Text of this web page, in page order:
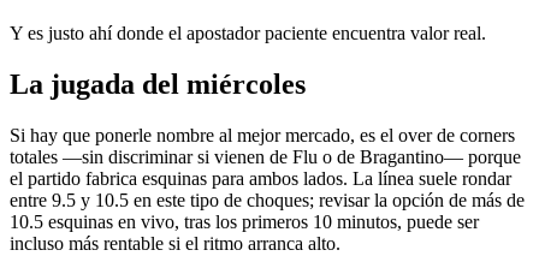
Y es justo ahí donde el apostador paciente encuentra valor real.
La jugada del miércoles
Si hay que ponerle nombre al mejor mercado, es el over de corners
totales —sin discriminar si vienen de Flu o de Bragantino— porque
el partido fabrica esquinas para ambos lados. La línea suele rondar
entre 9.5 y 10.5 en este tipo de choques; revisar la opción de más de
10.5 esquinas en vivo, tras los primeros 10 minutos, puede ser
incluso más rentable si el ritmo arranca alto.